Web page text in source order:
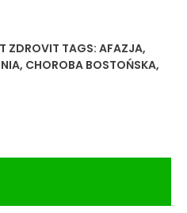
ZDROVIT TAGS: AFAZJA,
, CHOROBA BOSTOŃSKA,